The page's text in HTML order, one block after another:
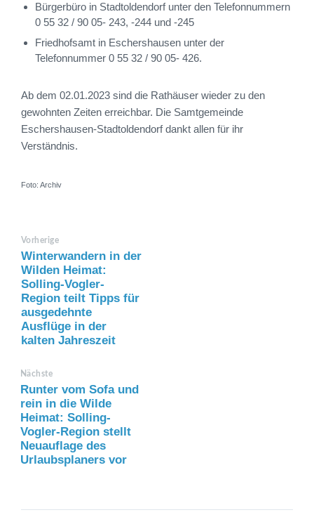
Bürgerbüro in Stadtoldendorf unter den Telefonnummern
0 55 32 / 90 05- 243, -244 und -245
Friedhofsamt in Eschershausen unter der
Telefonnummer 0 55 32 / 90 05- 426.
Ab dem 02.01.2023 sind die Rathäuser wieder zu den
gewohnten Zeiten erreichbar. Die Samtgemeinde
Eschershausen-Stadtoldendorf dankt allen für ihr
Verständnis.
Foto: Archiv
Vorherige
Winterwandern in der
Wilden Heimat:
Solling-Vogler-
Region teilt Tipps für
ausgedehnte
Ausflüge in der
kalten Jahreszeit
Nächste
Runter vom Sofa und
rein in die Wilde
Heimat: Solling-
Vogler-Region stellt
Neuauflage des
Urlaubsplaners vor